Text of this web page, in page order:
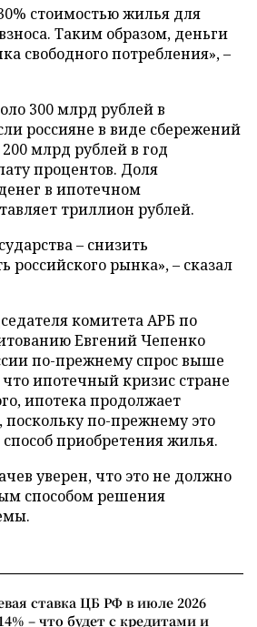
стоимостью жилья для
Таким образом, деньги
свободного потребления», –
300 млрд рублей в
россияне в виде сбережений
млрд рублей в год
процентов. Доля
в ипотечном
триллион рублей.
– снизить
российского рынка», – сказал
комитета АРБ по
Евгений Чепенко
по-прежнему спрос выше
ипотечный кризис стране
ипотека продолжает
поскольку по-прежнему это
приобретения жилья.
уверен, что это не должно
способом решения
ставка ЦБ РФ в июле 2026
– что будет с кредитами и